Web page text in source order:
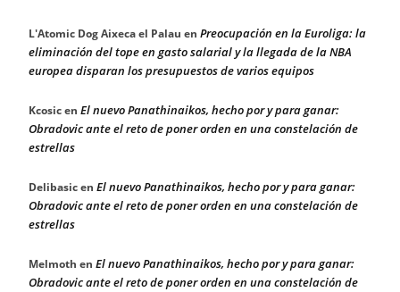
L'Atomic Dog Aixeca el Palau en Preocupación en la Euroliga: la
eliminación del tope en gasto salarial y la llegada de la NBA
europea disparan los presupuestos de varios equipos
Kcosicen El nuevo Panathinaikos, hecho por y para ganar:
Obradovic ante el reto de poner orden en una constelación de
estrellas
Delibasicen El nuevo Panathinaikos, hecho por y para ganar:
Obradovic ante el reto de poner orden en una constelación de
estrellas
Melmoth en El nuevo Panathinaikos, hecho por y para ganar:
Obradovic ante el reto de poner orden en una constelación de